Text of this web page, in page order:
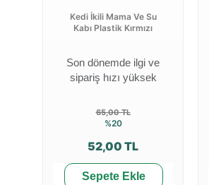
Kedi İkili Mama Ve Su
Kabı Plastik Kırmızı
Son dönemde ilgi ve
sipariş hızı yüksek
65,00 TL
%20
52,00 TL
Sepete Ekle